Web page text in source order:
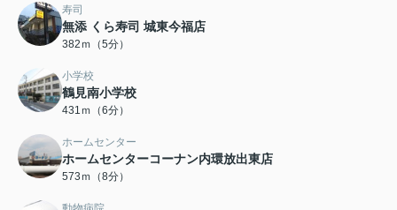
寿司
無添 くら寿司 城東今福店
382ｍ（5分）
小学校
鶴見南小学校
431ｍ（6分）
ホームセンター
ホームセンターコーナン内環放出東店
573ｍ（8分）